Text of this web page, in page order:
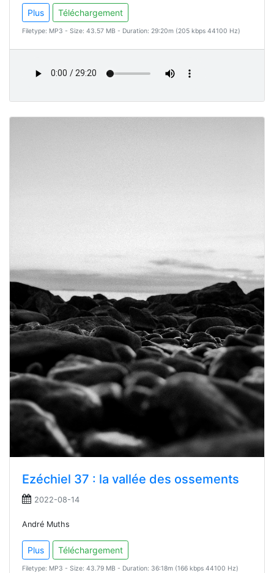
Plus Téléchargement
Filetype: MP3 - Size: 43.57 MB - Duration: 29:20m (205 kbps 44100 Hz)
Ezéchiel 37 : la vallée des ossements
2022-08-14
André Muths
Plus Téléchargement
Filetype: MP3 - Size: 43.79 MB - Duration: 36:18m (166 kbps 44100 Hz)